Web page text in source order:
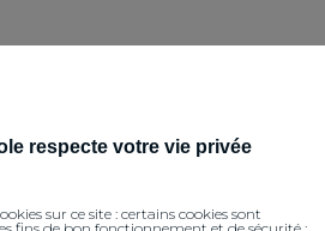
respecte votre vie privée
sur ce site : certains cookies sont